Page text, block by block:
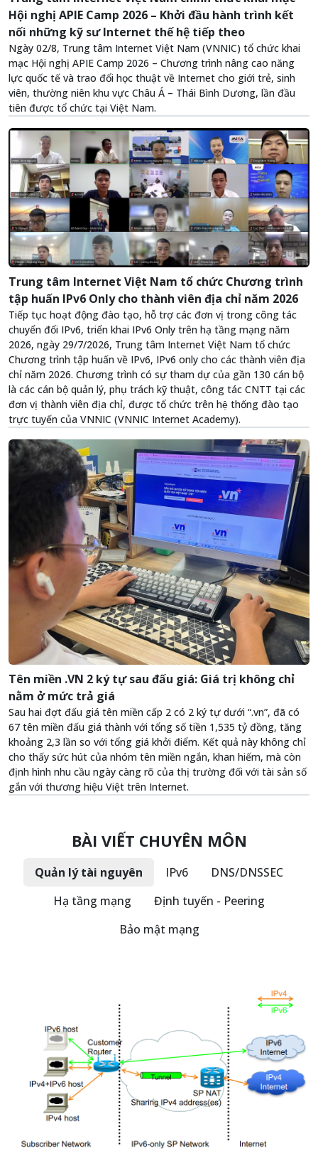
Hội nghị APIE Camp 2026 – Khởi đầu hành trình kết
nối những kỹ sư Internet thế hệ tiếp theo
Ngày 02/8, Trung tâm Internet Việt Nam (VNNIC) tổ chức khai
mạc Hội nghị APIE Camp 2026 – Chương trình nâng cao năng
lực quốc tế và trao đổi học thuật về Internet cho giới trẻ, sinh
viên, thường niên khu vực Châu Á – Thái Bình Dương, lần đầu
tiên được tổ chức tại Việt Nam.
Trung tâm Internet Việt Nam tổ chức Chương trình
tập huấn IPv6 Only cho thành viên địa chỉ năm 2026
Tiếp tục hoạt động đào tạo, hỗ trợ các đơn vị trong công tác
chuyển đổi IPv6, triển khai IPv6 Only trên hạ tầng mạng năm
2026, ngày 29/7/2026, Trung tâm Internet Việt Nam tổ chức
Chương trình tập huấn về IPv6, IPv6 only cho các thành viên địa
chỉ năm 2026. Chương trình có sự tham dự của gần 130 cán bộ
là các cán bộ quản lý, phụ trách kỹ thuật, công tác CNTT tại các
đơn vị thành viên địa chỉ, được tổ chức trên hệ thống đào tạo
trực tuyến của VNNIC (VNNIC Internet Academy).
Tên miền .VN 2 ký tự sau đấu giá: Giá trị không chỉ
nằm ở mức trả giá
Sau hai đợt đấu giá tên miền cấp 2 có 2 ký tự dưới “.vn”, đã có
67 tên miền đấu giá thành với tổng số tiền 1,535 tỷ đồng, tăng
khoảng 2,3 lần so với tổng giá khởi điểm. Kết quả này không chỉ
cho thấy sức hút của nhóm tên miền ngắn, khan hiếm, mà còn
định hình nhu cầu ngày càng rõ của thị trường đối với tài sản số
gắn với thương hiệu Việt trên Internet.
BÀI VIẾT CHUYÊN MÔN
Quản lý tài nguyên IPv6
DNS/DNSSEC
Hạ tầng mạng
Định tuyến - Peering
Bảo mật mạng